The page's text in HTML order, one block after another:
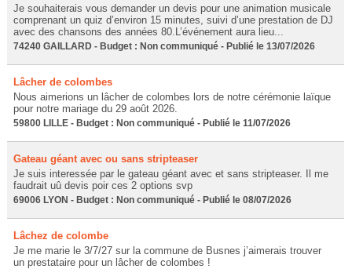
Je souhaiterais vous demander un devis pour une animation musicale
comprenant un quiz d’environ 15 minutes, suivi d’une prestation de DJ
avec des chansons des années 80.L’événement aura lieu...
74240 GAILLARD - Budget : Non communiqué - Publié le 13/07/2026
Lâcher de colombes
Nous aimerions un lâcher de colombes lors de notre cérémonie laïque
pour notre mariage du 29 août 2026.
59800 LILLE - Budget : Non communiqué - Publié le 11/07/2026
Gateau géant avec ou sans stripteaser
Je suis interessée par le gateau géant avec et sans stripteaser. Il me
faudrait uû devis poir ces 2 options svp
69006 LYON - Budget : Non communiqué - Publié le 08/07/2026
Lâchez de colombe
Je me marie le 3/7/27 sur la commune de Busnes j’aimerais trouver
un prestataire pour un lâcher de colombes !